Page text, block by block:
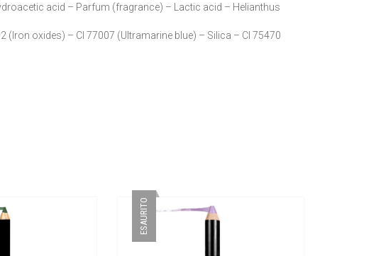
acid – Parfum (fragrance) – Lactic acid – Helianthus
oxides) – CI 77007 (Ultramarine blue) – Silica – CI 75470
ESAURITO